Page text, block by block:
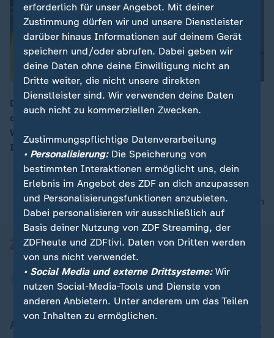
Der designierte US-Präsident Donald Trump fordert,
dass die NATO-Staaten fünf Prozent ihrer
Wirtschaftskraft für die Verteidigung ausgeben sollen.
In Berlin stößt das auf Kritik.
nach oben
erforderlich für unser Angebot. Mit deiner
Zustimmung dürfen wir und unsere Dienstleister
darüber hinaus Informationen auf deinem Gerät
speichern und/oder abrufen. Dabei geben wir
deine Daten ohne deine Einwilligung nicht an
Dritte weiter, die nicht unsere direkten
Dienstleister sind. Wir verwenden deine Daten
auch nicht zu kommerziellen Zwecken.
Zustimmungspflichtige Datenverarbeitung
• Personalisierung:Die Speicherung von
bestimmten Interaktionen ermöglicht uns, dein
Erlebnis im Angebot des ZDF an dich anzupassen
und Personalisierungsfunktionen anzubieten.
Dabei personalisieren wir ausschließlich auf
Basis deiner Nutzung von ZDF Streaming, der
ZDFheute und ZDFtivi. Daten von Dritten werden
von uns nicht verwendet.
• Social Media und externe Drittsysteme:Wir
nutzen Social-Media-Tools und Dienste von
anderen Anbietern. Unter anderem um das Teilen
von Inhalten zu ermöglichen.